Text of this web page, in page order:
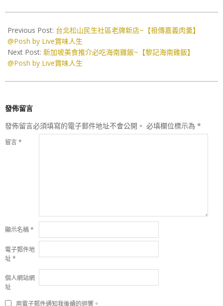
05-
22
Previous Post: 台北松山民生社區老牌新店~【祖傳嘉義肉羹】
@Posh by Live賞味人生
Next Post: 新加坡美食推介必吃海南雞飯~【黎記海南雞飯】
@Posh by Live賞味人生
發佈留言
發佈留言必須填寫的電子郵件地址不會公開。 必填欄位標示為 *
留言*
顯示名稱*
電子郵件地
址*
個人網站網
址
用電子郵件通知我後續的迴響。